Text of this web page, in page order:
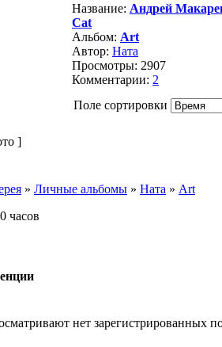
Название: Андрей
Cat
Альбом: Art
Автор: Ната
Просмотры: 2907
Комментарии: 2
Поле сортировки
]
» Личные альбомы » Ната » Art
часов
нет зарегистрированных